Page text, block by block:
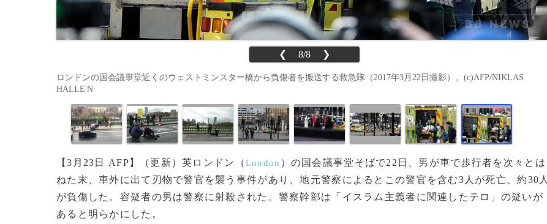
❮ 8/8 ❯
ロンドンの国会議事堂近くのウェストミンスター橋から負傷者を搬送する救急隊（2017年3月22日撮影）。(c)AFP/NIKLAS
HALLE'N
【3月23日 AFP】（更新）英ロンドン（London ）の国会議事堂そばで22日、男が車で歩行者を次々とは
ねた末、車外に出て刃物で警官を襲う事件があり、地元警察によるとこの警官を含む3人が死亡、約30人
が負傷した。容疑者の男は警察に射殺された。警察幹部は「イスラム主義者に関連したテロ」の疑いが
あると明らかにした。